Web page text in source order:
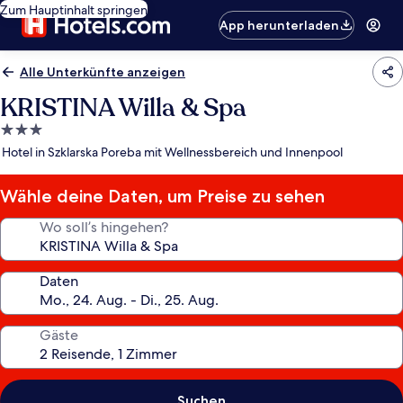
Zum Hauptinhalt springen
App herunterladen
Alle Unterkünfte anzeigen
KRISTINA Willa & Spa
3.0-
Sterne-
Hotel in Szklarska Poreba mit Wellnessbereich und Innenpool
Wähle deine Daten, um Preise zu sehen
Wo soll’s hingehen?
Daten
Gäste